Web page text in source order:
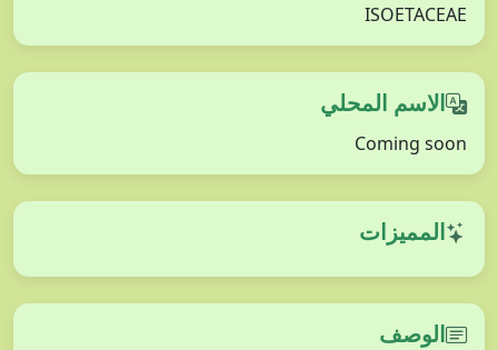
ISOETACEAE
الاسم المحلي
Coming soon
المميزات
الوصف